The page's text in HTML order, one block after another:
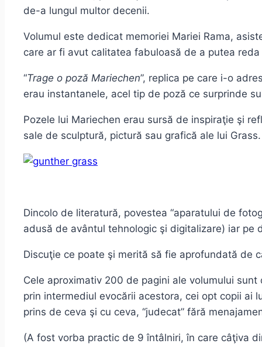
de-a lungul multor decenii.
Volumul este dedicat memoriei Mariei Rama,
care ar fi avut calitatea fabuloasă de a putea
“Trage o poză Mariechen”, replica pe care i-o
erau instantanele, acel tip de poză ce surprinde
Pozele lui Mariechen erau sursă de inspiraţie şi
sale de sculptură, pictură sau grafică ale lui Grass.
Dincolo de literatură, povestea “aparatului de
adusă de avântul tehnologic şi digitalizare) iar
Discuţie ce poate şi merită să fie aprofundată de
Cele aproximativ 200 de pagini ale volumului
prin intermediul evocării acestora, cei opt copii ai
prins de ceva şi cu ceva, “judecat” fără
(A fost vorba practic de 9 întâlniri, în care câţiva